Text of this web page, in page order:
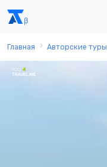
Главная Авторские туры